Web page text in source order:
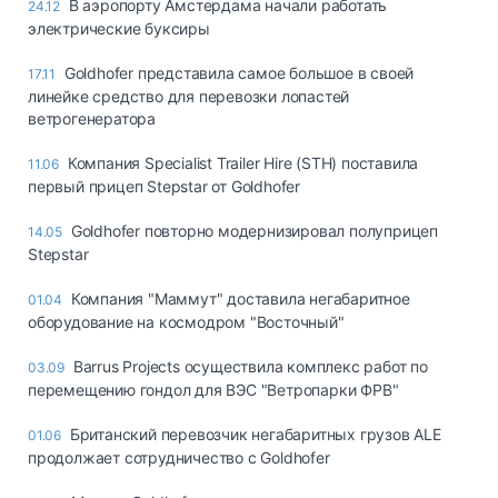
24.12
В аэропорту Амстердама начали работать
электрические буксиры
17.11
Goldhofer представила самое большое в своей
линейке средство для перевозки лопастей
ветрогенератора
11.06 Компания Specialist Trailer Hire (STH) поставила
первый прицеп Stepstar от Goldhofer
14.05 Goldhofer повторно модернизировал полуприцеп
Stepstar
01.04
Компания "Маммут" доставила негабаритное
оборудование на космодром "Восточный"
03.09 Barrus Projects осуществила комплекс работ по
перемещению гондол для ВЭС "Ветропарки ФРВ"
01.06 Британский перевозчик негабаритных грузов ALE
продолжает сотрудничество с Goldhofer